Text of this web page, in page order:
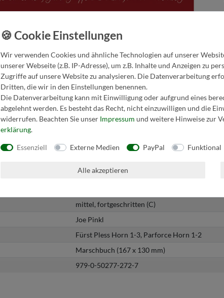
mittel, fortgeschritten (C)
Joe Pinkl
Fürst Pless Horn 1-3, Parforce Horn 1-2
Marschbuch (167 x 130 mm)
979-0-50277-272-7
Wir verwenden Cookies und ähnliche Technologien auf unserer
unserer Webseite (z.B. IP-Adresse), um z.B. Inhalte und Anzeigen zu
Zugriffe auf unsere Website zu analysieren. Die Datenverarbeitung
Dritten, die wir in den Einstellungen benennen.
Die Datenverarbeitung kann mit Einwilligung oder aufgrund eines
abgelehnt werden. Es besteht das Recht, nicht einzuwilligen und die
widerrufen. Beachten Sie unser Impressum und weitere Hinweise zur
erklärung.
Essenziell Externe Medien PayPal Funktional
Alle akzeptieren